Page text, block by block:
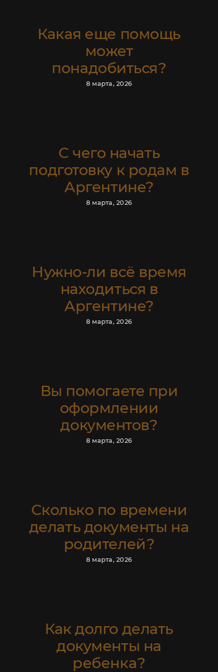
Какая еще помощь
может
понадобиться?
8 марта, 2026
С чего начать
подготовку к родам в
Аргентине?
8 марта, 2026
Нужно-ли всё время
находиться в
Аргентине?
8 марта, 2026
Вы помогаете при
оформлении
документов?
8 марта, 2026
Сколько по времени
делать документы на
родителей?
8 марта, 2026
Как долго делать
документы на
ребенка?
СКИДКА 100 USD
РАНТЬЕ
Запись на
консультацию
свяжемся с вами!